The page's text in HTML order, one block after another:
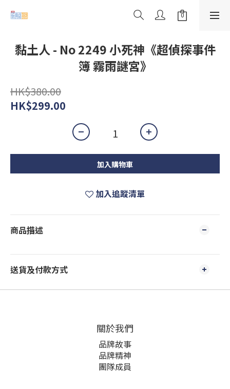
黏土人 - No 2249 小死神《超偵探事件
簿 霧雨謎宮》
HK$380.00
HK$299.00
加入購物車
加入追蹤清單
商品描述
送貨及付款方式
關於我們
品牌故事
品牌精神
團隊成員